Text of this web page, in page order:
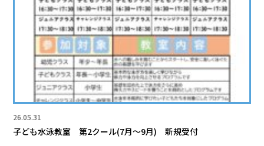
26.05.31
子ども水泳教室 第2クール(7月～9月) 新規受付